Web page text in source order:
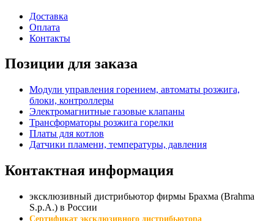
Доставка
Оплата
Контакты
Позиции для заказа
Модули управления горением, автоматы розжига,
блоки, контроллеры
Электромагнитные газовые клапаны
Трансформаторы розжига горелки
Платы для котлов
Датчики пламени, температуры, давления
Контактная информация
эксклюзивный дистрибьютор фирмы Брахма (Brahma
S.p.A.) в России
Сертификат эксклюзивного дистрибьютора